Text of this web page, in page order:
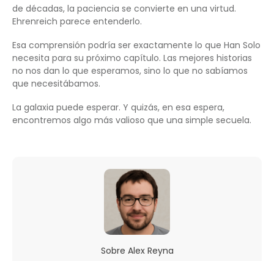
de décadas, la paciencia se convierte en una virtud.
Ehrenreich parece entenderlo.
Esa comprensión podría ser exactamente lo que Han Solo
necesita para su próximo capítulo. Las mejores historias
no nos dan lo que esperamos, sino lo que no sabíamos
que necesitábamos.
La galaxia puede esperar. Y quizás, en esa espera,
encontremos algo más valioso que una simple secuela.
Sobre Alex Reyna